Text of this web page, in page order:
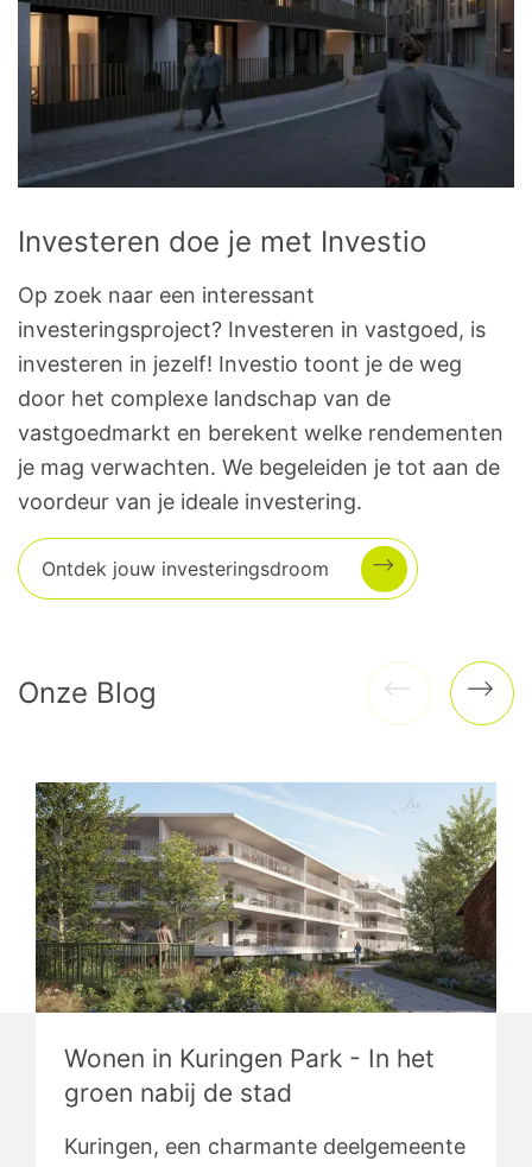
Investeren doe je met Investio
Op zoek naar een interessant
investeringsproject? Investeren in vastgoed, is
investeren in jezelf! Investio toont je de weg
door het complexe landschap van de
vastgoedmarkt en berekent welke rendementen
je mag verwachten. We begeleiden je tot aan de
voordeur van je ideale investering.
Ontdek jouw investeringsdroom
Onze Blog Verzenden
Wonen in Kuringen Park - In het
groen nabij de stad
Kuringen, een charmante deelgemeente